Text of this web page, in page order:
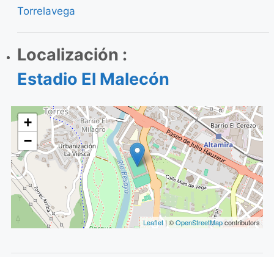
Torrelavega
Localización :
Estadio El Malecón
+
−
Leaflet| ©OpenStreetMapcontributors